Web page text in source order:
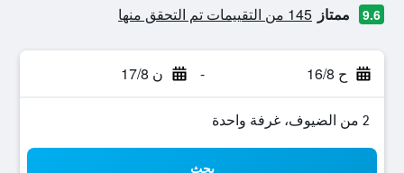
9.6 ممتاز 145 من التقييمات تم التحقق منها
ح 16/8 - ن 17/8
2 من الضيوف، غرفة واحدة
بحث